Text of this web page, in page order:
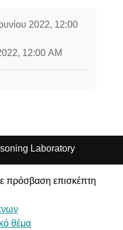
2022, 12:00
12:00 AM
Laboratory
πρόσβαση επισκέπτη
θέμα